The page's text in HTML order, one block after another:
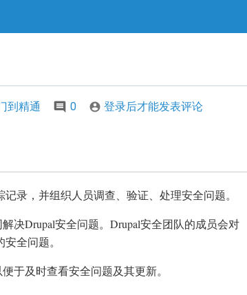
到精通 0  登录后才能发表评论
录，并组织人员调查、验证、处理安全问题。
决Drupal安全问题。Drupal安全团队的成员会对
全问题。
于及时查看安全问题及其更新。